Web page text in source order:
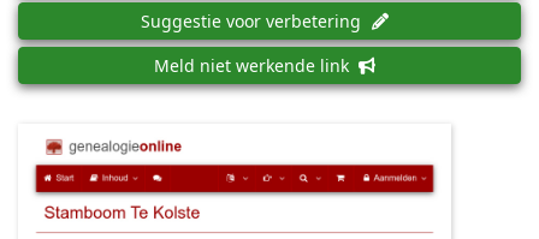
Suggestie voor verbetering
Meld niet werkende link